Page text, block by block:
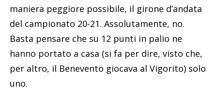
maniera peggiore possibile, il girone d’andata
del campionato 20-21. Assolutamente, no.
Basta pensare che su 12 punti in palio ne
hanno portato a casa (si fa per dire, visto che,
per altro, il Benevento giocava al Vigorito) solo
uno.